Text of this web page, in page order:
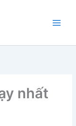
nhất